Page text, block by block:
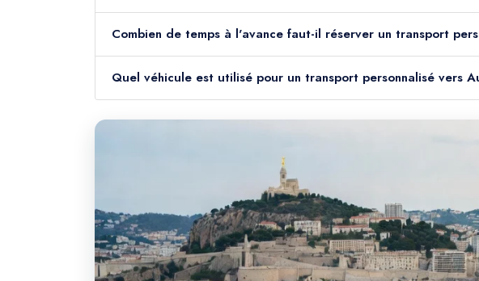
Combien de temps à l'avance faut-il réserver un transport
Quel véhicule est utilisé pour un transport personnalisé vers